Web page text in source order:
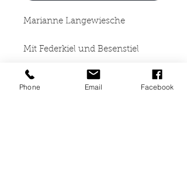
Marianne Langewiesche
Mit Federkiel und Besenstiel
Heimeran Verlag München
1957
Phone Email Facebook